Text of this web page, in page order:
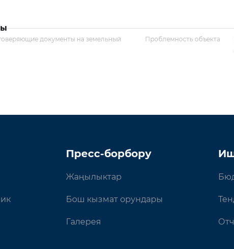
документы на земельный
Проблемность объекта
Пресс-борбору
Жаңылыктар
Бош кызмат орундары
Галерея